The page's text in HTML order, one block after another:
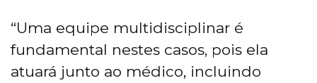
“Uma equipe multidisciplinar é
fundamental nestes casos, pois ela
atuará junto ao médico, incluindo